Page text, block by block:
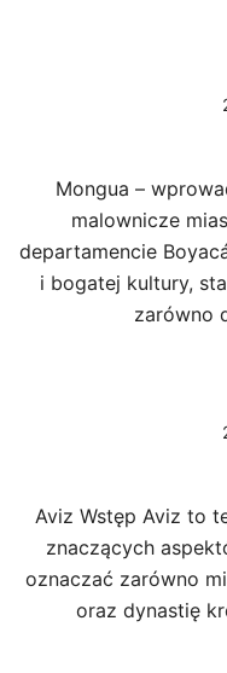
Mongua –
malownicze
departamencie
i bogatej kultury,
zarówno
Aviz Wstęp Aviz to
znaczących
oznaczać zarówno
oraz dynastię